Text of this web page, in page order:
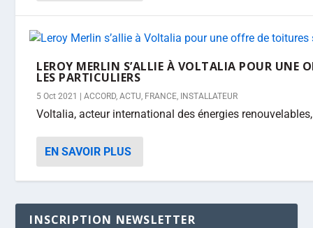
LEROY MERLIN S’ALLIE À VOLTALIA POUR UNE
LES PARTICULIERS
5 Oct 2021 |ACCORD,ACTU, FRANCE, INSTALLATEUR
Voltalia, acteur international des énergies
EN SAVOIR PLUS
INSCRIPTION NEWSLETTER